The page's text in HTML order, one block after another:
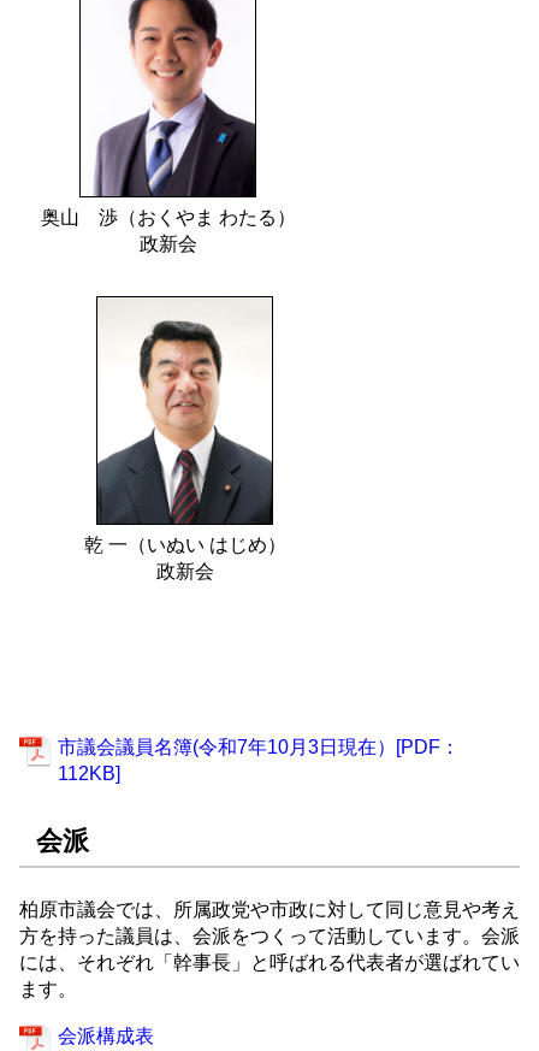
奥山 渉（おくやま わたる）
政新会
乾 一（いぬい はじめ）
政新会
市議会議員名簿(令和7年10月3日現在）[PDF：
112KB]
会派
柏原市議会では、所属政党や市政に対して同じ意見や考え
方を持った議員は、会派をつくって活動しています。会派
には、それぞれ「幹事長」と呼ばれる代表者が選ばれてい
ます。
会派構成表